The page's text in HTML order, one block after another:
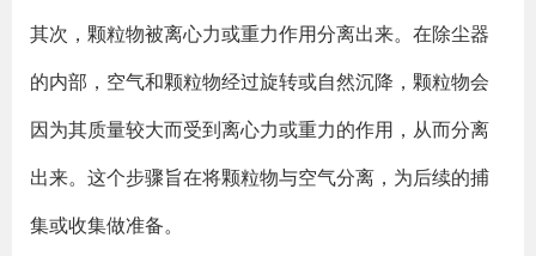
其次，颗粒物被离心力或重力作用分离出来。在除尘器
的内部，空气和颗粒物经过旋转或自然沉降，颗粒物会
因为其质量较大而受到离心力或重力的作用，从而分离
出来。这个步骤旨在将颗粒物与空气分离，为后续的捕
集或收集做准备。